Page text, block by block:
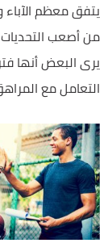
يتفق معظم
من أصعب
يرى البعض أنها
التعامل مع